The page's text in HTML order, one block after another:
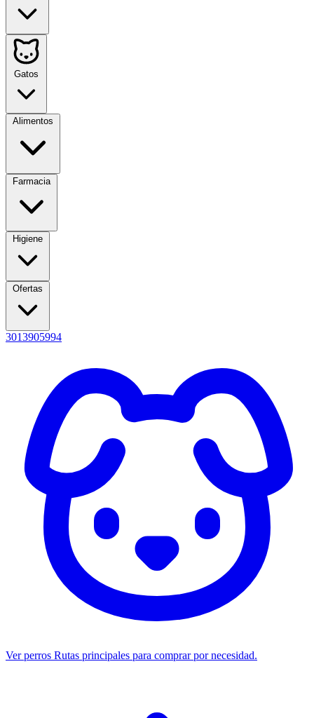
Gatos
Alimentos
Farmacia
Higiene
Ofertas
3013905994
Ver perros Rutas principales para comprar por necesidad.